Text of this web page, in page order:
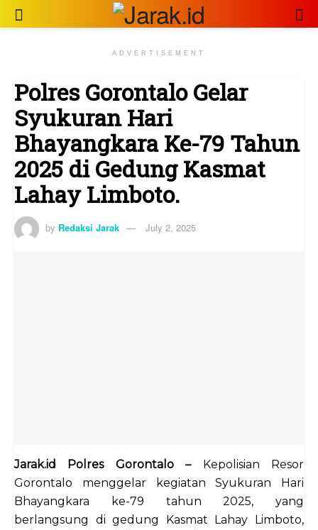
ADVERTISEMENT
Polres Gorontalo Gelar
Syukuran Hari
Bhayangkara Ke-79 Tahun
2025 di Gedung Kasmat
Lahay Limboto.
by Redaksi Jarak July 2, 2025
Jarak.id Polres Gorontalo –Kepolisian Resor
Gorontalo menggelar kegiatan Syukuran Hari
Bhayangkara ke-79 tahun 2025, yang
berlangsung di gedung Kasmat Lahay Limboto,